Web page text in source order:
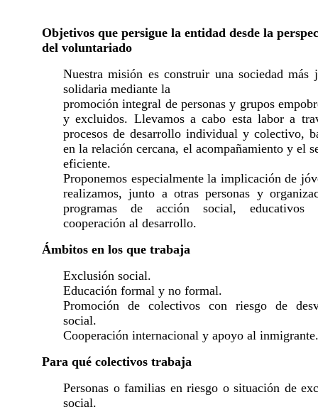
Objetivos que persigue la entidad desde la
del voluntariado
Nuestra misión es construir una sociedad más
solidaria mediante la
promoción integral de personas y grupos
y excluidos. Llevamos a cabo esta labor a
procesos de desarrollo individual y colectivo,
en la relación cercana, el acompañamiento y el
eficiente.
Proponemos especialmente la implicación de
realizamos, junto a otras personas y
programas de acción social,
cooperación al desarrollo.
Ámbitos en los que trabaja
Exclusión social.
Educación formal y no formal.
Promoción de colectivos con riesgo de
social.
Cooperación internacional y apoyo al inmigrante.
Para qué colectivos trabaja
Personas o familias en riesgo o situación de
social.